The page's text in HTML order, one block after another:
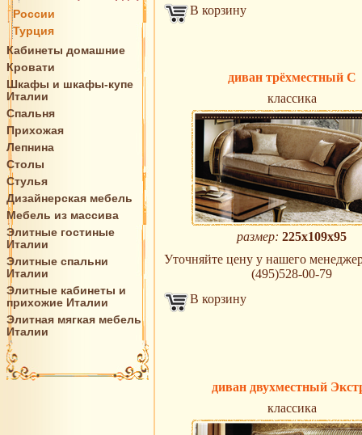
России
Турция
Кабинеты домашние
Кровати
Шкафы и шкафы-купе
Италии
Спальня
Прихожая
Лепнина
Столы
Стулья
Дизайнерская мебель
Мебель из массива
Элитные гостиные
Италии
Элитные спальни
Италии
Элитные кабинеты и
прихожие Италии
Элитная мягкая мебель
Италии
В корзину
диван трёхместный C
классика
размер: 225х109х95
Уточняйте цену у нашего
(495)528-00-79
В корзину
диван двухместный
классика